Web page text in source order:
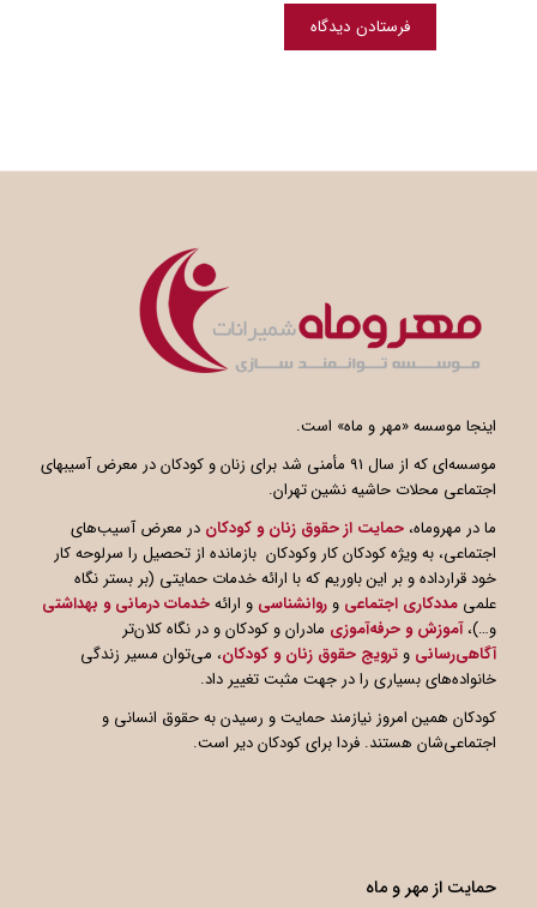
اینجا موسسه «مهر و ماه» است.
موسسه‌ای که از سال ۹۱ مأمنی شد برای زنان و کودکان در معرض آسیبهای
اجتماعی محلات حاشیه نشین تهران.
ما در مهروماه، حمایت از حقوق زنان و کودکان در معرض آسیب‌های
اجتماعی، به ویژه کودکان کار وکودکان بازمانده از تحصیل را سرلوحه کار
خود قرارداده و بر این باوریم که با ارائه خدمات حمایتی (بر بستر نگاه
علمی مددکاری اجتماعی و روانشناسی و ارائهخدمات درمانی و بهداشتی
و…)،آموزش و حرفه‌آموزی مادران و کودکان و در نگاه کلان‌تر
آگاهیرسانی و ترویج حقوق زنان و کودکان، می‌توان مسیر زندگی
خانواده‌های بسیاری را در جهت مثبت تغییر داد.
کودکان همین امروز نیازمند حمایت و رسیدن به حقوق انسانی و
اجتماعی‌شان هستند. فردا برای کودکان دیر است.
حمایت از مهر و ماه